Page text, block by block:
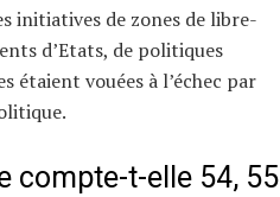
initiatives de zones de libre-
d’Etats, de politiques
étaient vouées à l’échec par
compte-t-elle 54, 55